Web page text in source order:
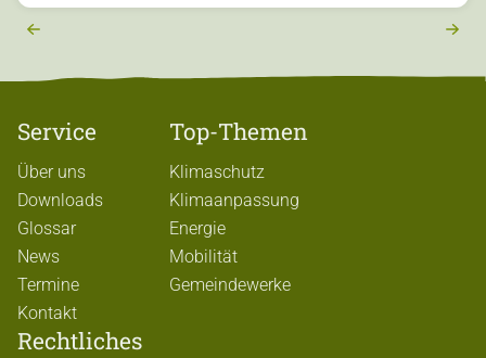
r
Service
Über uns
Downloads
Glossar
News
Termine
Kontakt
Top-Themen
Klimaschutz
Klimaanpassung
Energie
Mobilität
Gemeindewerke
Rechtliches